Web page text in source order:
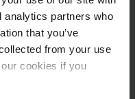
analytics partners who
that you’ve
from your use
cookies if you